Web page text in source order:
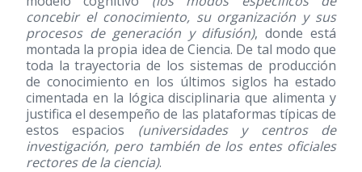
concebir el conocimiento, su organización y sus
procesos de generación y difusión), donde está
montada la propia idea de Ciencia. De tal modo que
toda la trayectoria de los sistemas de producción
de conocimiento en los últimos siglos ha estado
cimentada en la lógica disciplinaria que alimenta y
justifica el desempeño de las plataformas típicas de
estos espacios (universidades y centros de
investigación, pero también de los entes oficiales
rectores de la ciencia).